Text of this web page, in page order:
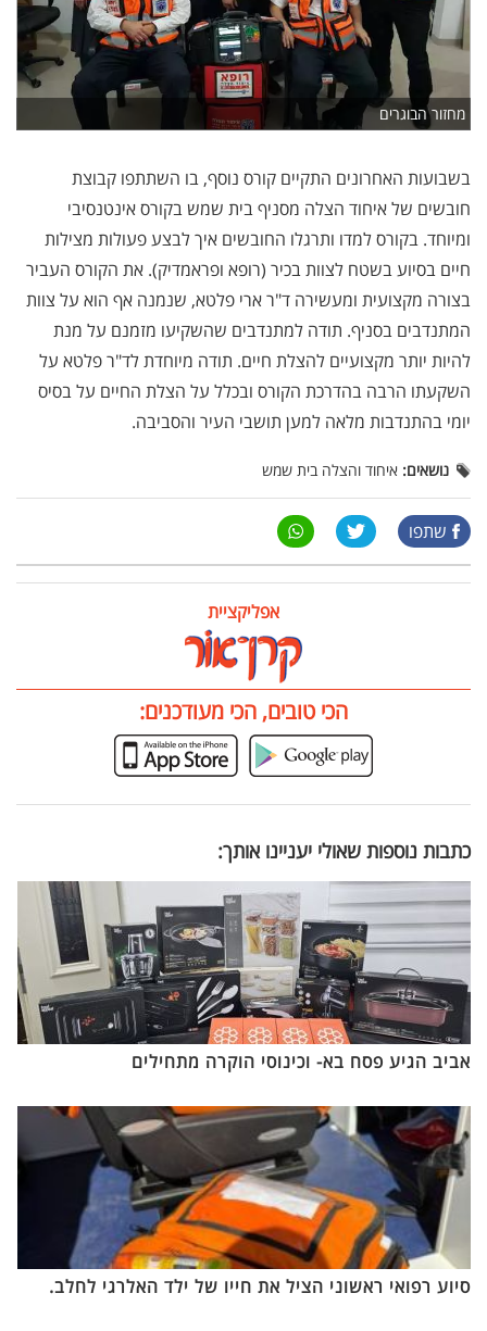
מחזור הבוגרים
בשבועות האחרונים התקיים קורס נוסף, בו השתתפו קבוצת
חובשים של איחוד הצלה מסניף בית שמש בקורס אינטנסיבי
ומיוחד. בקורס למדו ותרגלו החובשים איך לבצע פעולות מצילות
חיים בסיוע בשטח לצוות בכיר (רופא ופראמדיק). את הקורס העביר
בצורה מקצועית ומעשירה ד"ר ארי פלטא, שנמנה אף הוא על צוות
המתנדבים בסניף. תודה למתנדבים שהשקיעו מזמנם על מנת
להיות יותר מקצועיים להצלת חיים. תודה מיוחדת לד"ר פלטא על
השקעתו הרבה בהדרכת הקורס ובכלל על הצלת החיים על בסיס
יומי בהתנדבות מלאה למען תושבי העיר והסביבה.
נושאים: איחוד והצלה בית שמש
שתפו
אפליקציית
הכי טובים, הכי מעודכנים:
כתבות נוספות שאולי יעניינו אותך:
אביב הגיע פסח בא- וכינוסי הוקרה מתחילים
סיוע רפואי ראשוני הציל את חייו של ילד האלרגי לחלב.